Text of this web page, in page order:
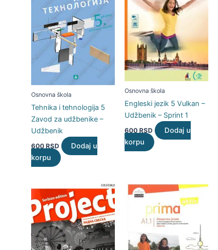
Osnovna škola
Tehnika i tehnologija 5
Zavod za udžbenike –
Udžbenik
600RSD
Dodaj u
korpu
Osnovna škola
Engleski jezik 5 Vulkan –
Udžbenik – Sprint 1
600RSD
Dodaj u
korpu